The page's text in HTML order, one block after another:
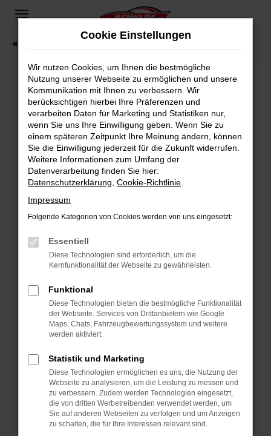
Zum
springen
Fahrzeugsuche
Fehler: Network Error
Beim Laden ist ein Fehler aufgetreten.
Hier sind ein paar Tipps, die dir helfen können:
Überprüfe deine Firewall und deine
Internetverbindung.
Laden andere Webseiten, zum Beispiel deine
Suchmaschine?
Prüfe deine Browsererweiterungen.
können das Laden bestimmter Seiten
verhindern. Funktioniert die Seite in einem
anderen Browser oder in einem privaten
Starte dein Gerät neu.
Das kann manchmal helfen, vorübergehende
Probleme zu beheben.
Betriebssystem auf dem neuesten Stand
sind.
Veraltete Software birgt nicht nur ein
Sicherheitsrisiko, sondern kann auch dazu
führen, dass bestimmte Funktionen nicht mehr
unterstützt werden.
Cookie Einstellungen
Wir nutzen Cookies, um Ihnen die bestmögliche
Nutzung unserer Webseite zu ermöglichen und unsere
Kommunikation mit Ihnen zu verbessern. Wir
berücksichtigen hierbei Ihre Präferenzen und
verarbeiten Daten für Marketing und Statistiken nur,
wenn Sie uns Ihre Einwilligung geben. Wenn Sie zu
einem späteren Zeitpunkt Ihre Meinung ändern, können
Sie die Einwilligung jederzeit für die Zukunft widerrufen.
Weitere Informationen zum Umfang der
Datenverarbeitung finden Sie hier:
Datenschutzerklärung Cookie-Richtlinie
Impressum
Folgende Kategorien von Cookies werden von uns eingesetzt:
Essentiell
Diese Technologien sind erforderlich, um die
Kernfunktionalität der Webseite zu gewährleisten.
Funktional
Diese Technologien bieten die bestmögliche Funktionalität
der Webseite. Services von Drittanbietern wie Google
Maps, Chats, Fahrzeugbewertungssystem und weitere
werden aktiviert.
Statistik und Marketing
Diese Technologien ermöglichen es uns, die Nutzung der
Webseite zu analysieren, um die Leistung zu messen und
zu verbessern. Zudem werden Technologien eingesetzt,
die von dritten Werbetreibenden verwendet werden, um
Sie auf anderen Webseiten zu verfolgen und um Anzeigen
zu schalten, die für Ihre Interessen relevant sind.